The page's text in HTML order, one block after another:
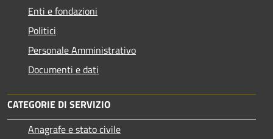
Enti e fondazioni
Politici
Personale Amministrativo
Documenti e dati
CATEGORIE DI SERVIZIO
Anagrafe e stato civile